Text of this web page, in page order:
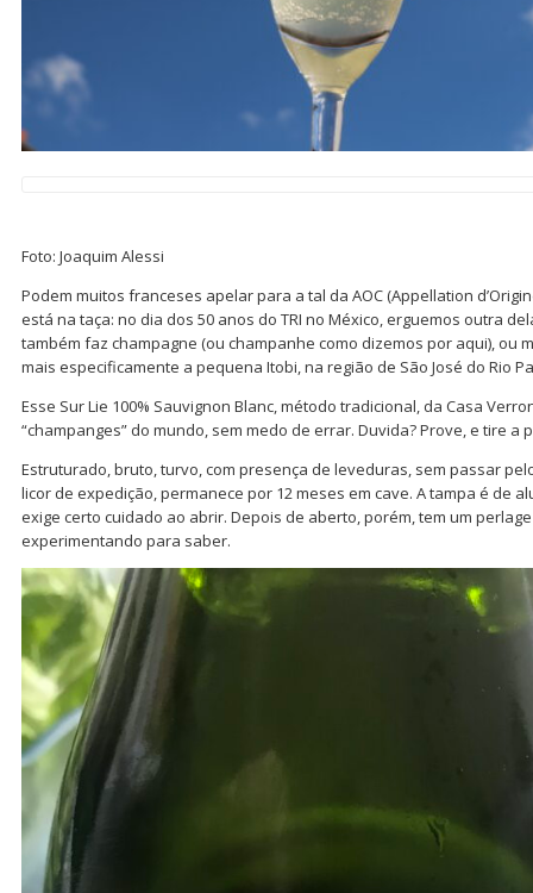
Foto: Joaquim Alessi
Podem muitos franceses apelar para a tal da AOC (Appellation
está na taça: no dia dos 50 anos do TRI no México, erguemos outra
também faz champagne (ou champanhe como dizemos por aqui), ou
mais especificamente a pequena Itobi, na região de São José do Rio
Esse Sur Lie 100% Sauvignon Blanc, método tradicional, da Casa
“champanges” do mundo, sem medo de errar. Duvida? Prove, e tire a
Estruturado, bruto, turvo, com presença de leveduras, sem passar
licor de expedição, permanece por 12 meses em cave. A tampa é de
exige certo cuidado ao abrir. Depois de aberto, porém, tem um
experimentando para saber.